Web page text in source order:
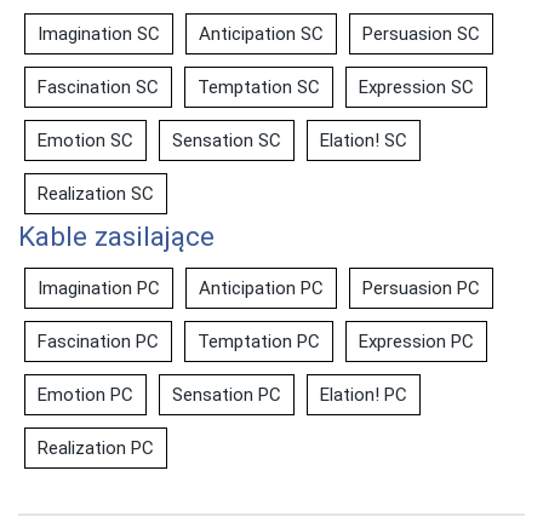
Imagination SC Anticipation SC Persuasion SC
Fascination SC Temptation SC Expression SC
Emotion SC Sensation SC Elation! SC
Realization SC
Kable zasilające
Imagination PC Anticipation PC Persuasion PC
Fascination PC Temptation PC Expression PC
Emotion PC Sensation PC Elation! PC
Realization PC